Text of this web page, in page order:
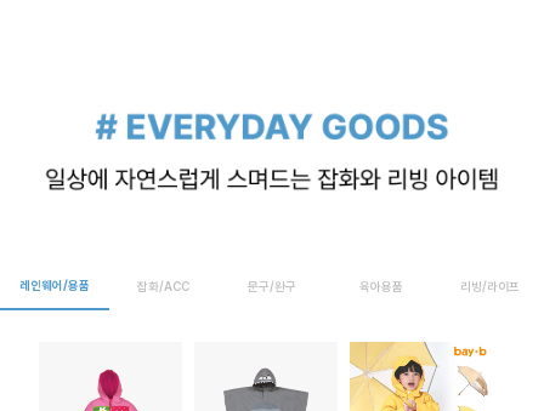
레인웨어/용품 잡화/ACC 문구/완구 육아용품 리빙/라이프